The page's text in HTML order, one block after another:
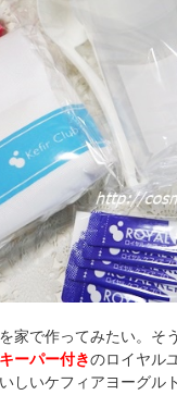
家で作ってみたい。そ
ーパー付きのロイヤル
しいケフィアヨーグル